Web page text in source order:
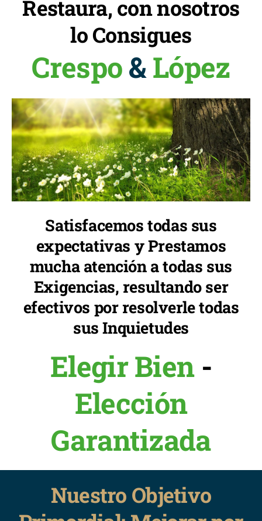
Restaura, con nosotros
lo Consigues
Crespo&López
Satisfacemos todas sus
expectativas y Prestamos
mucha atención a todas sus
Exigencias, resultando ser
efectivos por resolverle todas
sus Inquietudes
Elegir Bien -
Elección
Garantizada
Nuestro Objetivo